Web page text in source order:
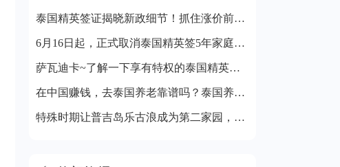
泰国精英签证揭晓新政细节！抓住涨价前最后申请时机
6月16日起，正式取消泰国精英签5年家庭版，预计10月还有重大改革
萨瓦迪卡~了解一下享有特权的泰国精英签证
在中国赚钱，去泰国养老靠谱吗？泰国养老签是永居吗?可享受什么福利?
特殊时期让普吉岛乐古浪成为第二家园，高性价比、景观美、户型好！